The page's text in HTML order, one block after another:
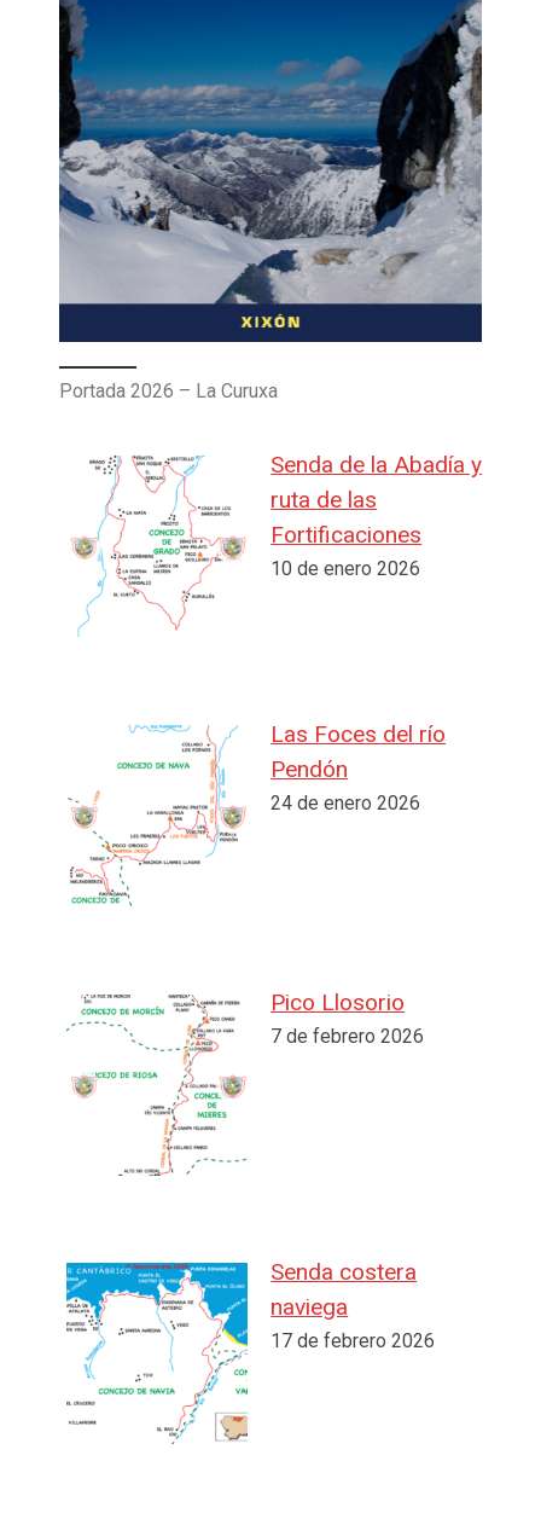
Portada 2026 – La Curuxa
Senda de la Abadía y
ruta de las
Fortificaciones
10 de enero 2026
Las Foces del río
Pendón
24 de enero 2026
Pico Llosorio
7 de febrero 2026
Senda costera
naviega
17 de febrero 2026